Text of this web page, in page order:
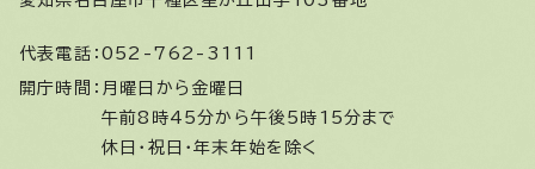
代表電話： 052-762-3111
開庁時間： 月曜日から金曜日
午前8時45分から午後5時15分まで
休日・祝日・年末年始を除く